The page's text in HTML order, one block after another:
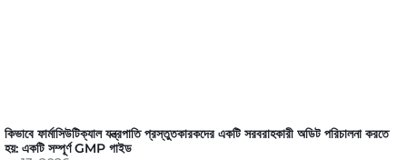
কিভাবে ফার্মাসিউটিক্যাল যন্ত্রপাতি প্রস্তুতকারকদের একটি সরবরাহকারী অডিট পরিচালনা করতে
হয়: একটি সম্পূর্ণ GMP গাইড